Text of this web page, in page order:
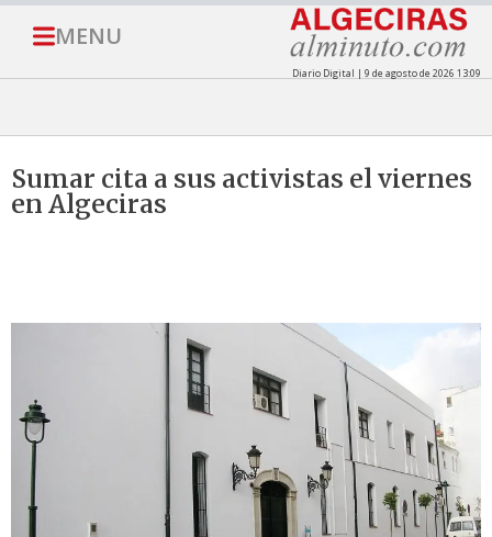
MENU
Diario Digital | 9 de agosto de 2026 13:09
Sumar cita a sus activistas el viernes
en Algeciras